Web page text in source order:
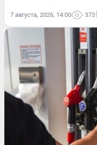
7 августа, 2026, 14:00 373